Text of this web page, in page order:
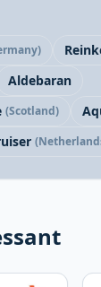
Aldebaran
(Scotland)